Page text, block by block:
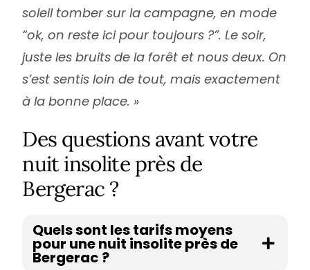
soleil tomber sur la campagne, en mode
“ok, on reste ici pour toujours ?”. Le soir,
juste les bruits de la forêt et nous deux. On
s’est sentis loin de tout, mais exactement
à la bonne place. »
Des questions avant votre
nuit insolite près de
Bergerac ?
Quels sont les tarifs moyens
pour une nuit insolite près de
Bergerac ?